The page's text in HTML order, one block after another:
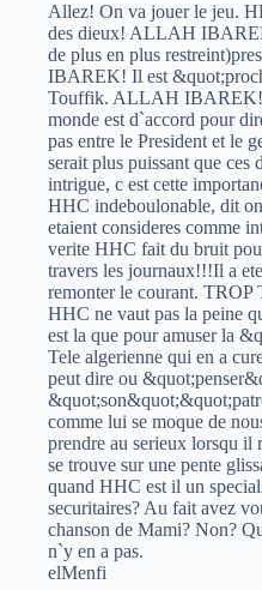
Allez! On va jouer le jeu.
des dieux! ALLAH
de plus en plus
IBAREK! Il est
Touffik. ALLAH IBAREK!(
monde est d`accord pour
pas entre le President et le
serait plus puissant que ces
intrigue, c est cette
HHC indeboulonable, dit
etaient consideres comme
verite HHC fait du bruit
travers les journaux!!!Il a
remonter le courant.
HHC ne vaut pas la peine
est la que pour amuser la
Tele algerienne qui en a
peut dire ou
comme lui se moque de
prendre au serieux lorsqu
se trouve sur une pente
quand HHC est il un
securitaires? Au fait avez
chanson de Mami? Non?
n`y en a pas.
elMenfi